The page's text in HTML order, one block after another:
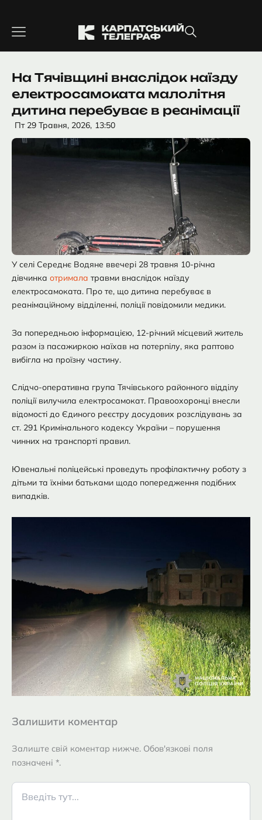
вмісту
На Тячівщині внаслідок наїзду
електросамоката малолітня
дитина перебуває в реанімації
Пт 29 Травня, 2026, 13:50
У селі Середнє Водяне ввечері 28 травня 10-річна
дівчинка отримала травми внаслідок наїзду
електросамоката. Про те, що дитина перебуває в
реанімаційному відділенні, поліції повідомили медики.
За попередньою інформацією, 12-річний місцевий житель
разом із пасажиркою наїхав на потерпілу, яка раптово
вибігла на проїзну частину.
Слідчо-оперативна група Тячівського районного відділу
поліції вилучила електросамокат. Правоохоронці внесли
відомості до Єдиного реєстру досудових розслідувань за
ст. 291 Кримінального кодексу України – порушення
чинних на транспорті правил.
Ювенальні поліцейські проведуть профілактичну роботу з
дітьми та їхніми батьками щодо попередження подібних
випадків.
Залишити коментар
Залиште свій коментар нижче. Обов'язкові поля
позначені *.
Введіть
тут...